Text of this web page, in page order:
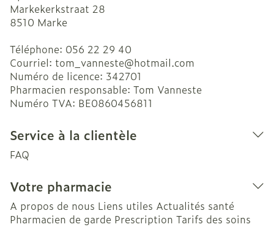
Markekerkstraat 28
8510 Marke
Téléphone: 056 22 29 40
Courriel: tom_vanneste@hotmail.com
Numéro de licence: 342701
Pharmacien responsable: Tom Vanneste
Numéro TVA: BE0860456811
Service à la clientèle
FAQ
Votre pharmacie
A propos de nous Liens utiles Actualités santé
Pharmacien de garde Prescription Tarifs des soins